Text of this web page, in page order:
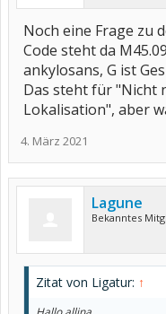
Noch eine Frage zu
Code steht da
ankylosans, G ist
Das steht für "Nicht
Lokalisation", aber
4. März 2021
Lagune
Bekanntes
Zitat von Ligatur: ↑